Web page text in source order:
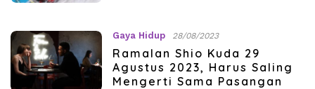
Gaya Hidup 28/08/2023
Ramalan Shio Kuda 29
Agustus 2023, Harus Saling
Mengerti Sama Pasangan